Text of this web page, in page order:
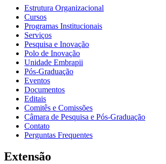
Estrutura Organizacional
Cursos
Programas Institucionais
Serviços
Pesquisa e Inovação
Polo de Inovação
Unidade Embrapii
Pós-Graduação
Eventos
Documentos
Editais
Comitês e Comissões
Câmara de Pesquisa e Pós-Graduação
Contato
Perguntas Frequentes
Extensão